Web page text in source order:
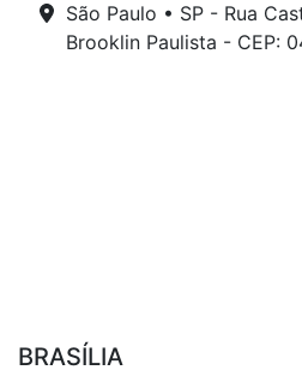
São Paulo • SP - Rua
Brooklin Paulista - CEP:
BRASÍLIA